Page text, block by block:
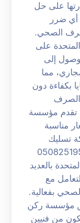
على حل
ضرر
الصحي.
على
إلى
مما
بكفاءة دون
الصرف
تقدم مؤسسة
مناسبة
تسليك
النرجس الرياض 0508251950
بالعديد
مع
بفعالية.
مؤسسة ركن
من فنيين